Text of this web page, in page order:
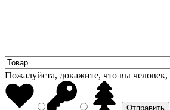
Пожалуйста, докажите, что вы человек,